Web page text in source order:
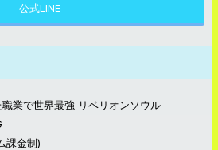
公式LINE
業で世界最強 リベリオンソウル
課金制)